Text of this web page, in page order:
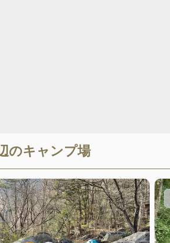
のキャンプ場